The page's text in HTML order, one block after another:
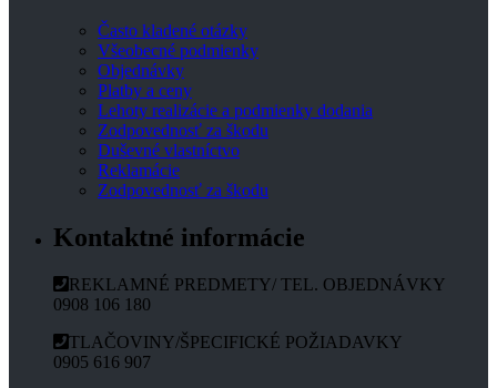
Často kladené otázky
Všeobecné podmienky
Objednávky
Platby a ceny
Lehoty realizácie a podmienky dodania
Zodpovednosť za škodu
Duševné vlastníctvo
Reklamácie
Zodpovednosť za škodu
Kontaktné informácie
REKLAMNÉ PREDMETY/ TEL. OBJEDNÁVKY
0908 106 180
TLAČOVINY/ŠPECIFICKÉ POŽIADAVKY
0905 616 907